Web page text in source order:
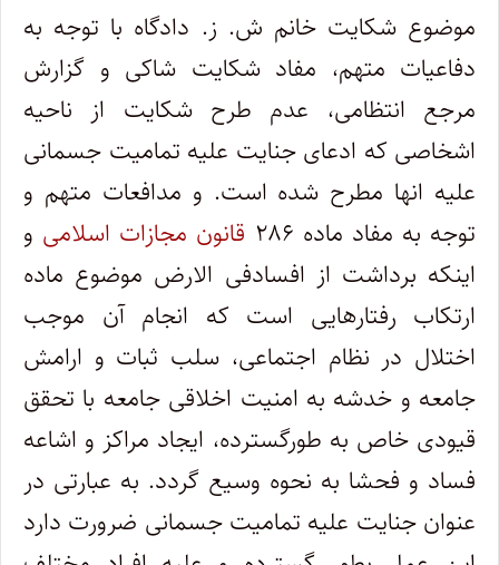
موضوع شکایت خانم ش. ز. دادگاه با توجه به
دفاعیات متهم، مفاد شکایت شاکی و گزارش
مرجع انتظامی، عدم طرح شکایت از ناحیه
اشخاصی که ادعای جنایت علیه تمامیت جسمانی
علیه انها مطرح شده است. و مدافعات متهم و
توجه به مفاد ماده ۲۸۶
قانون مجازات اسلامی و
اینکه برداشت از افسادفی الارض موضوع ماده
ارتکاب رفتارهایی است که انجام آن موجب
اختلال در نظام اجتماعی، سلب ثبات و ارامش
جامعه و خدشه به امنیت اخلاقی جامعه با تحقق
قیودی خاص به طورگسترده، ایجاد مراکز و اشاعه
فساد و فحشا به نحوه وسیع گردد. به عبارتی در
عنوان جنایت علیه تمامیت جسمانی ضرورت دارد